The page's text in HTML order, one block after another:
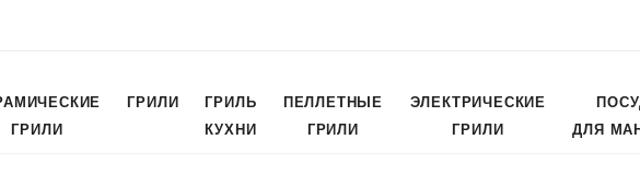
ГРИЛИ
ГРИЛИ
ГРИЛЬ
КУХНИ
ПЕЛЛЕТНЫЕ
ГРИЛИ
ЭЛЕКТРИЧЕСКИЕ
ГРИЛИ
ДЛЯ